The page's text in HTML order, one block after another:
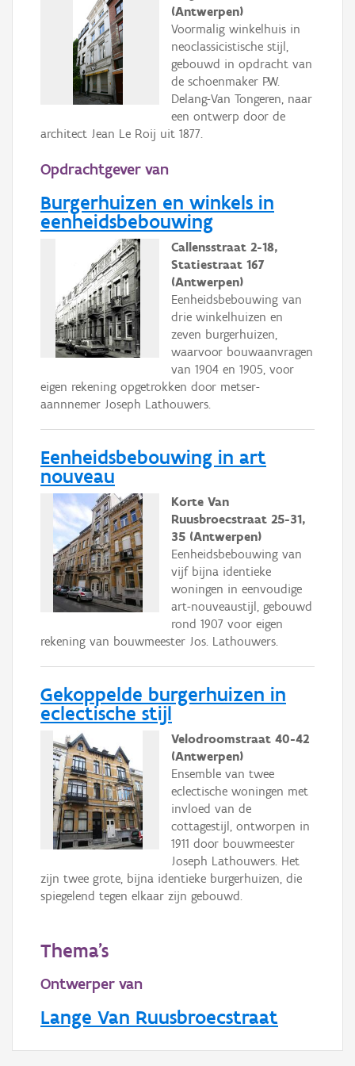
(Antwerpen)
Voormalig winkelhuis in
neoclassicistische stijl,
gebouwd in opdracht van
de schoenmaker P.W.
Delang-Van Tongeren, naar
een ontwerp door de
architect Jean Le Roij uit 1877.
Opdrachtgever van
Burgerhuizen en winkels in
eenheidsbebouwing
Callensstraat 2-18,
Statiestraat 167
(Antwerpen)
Eenheidsbebouwing van
drie winkelhuizen en
zeven burgerhuizen,
waarvoor bouwaanvragen
van 1904 en 1905, voor
eigen rekening opgetrokken door metser-
aannnemer Joseph Lathouwers.
Eenheidsbebouwing in art
nouveau
Korte Van
Ruusbroecstraat 25-31,
35 (Antwerpen)
Eenheidsbebouwing van
vijf bijna identieke
woningen in eenvoudige
art-nouveaustijl, gebouwd
rond 1907 voor eigen
rekening van bouwmeester Jos. Lathouwers.
Gekoppelde burgerhuizen in
eclectische stijl
Velodroomstraat 40-42
(Antwerpen)
Ensemble van twee
eclectische woningen met
invloed van de
cottagestijl, ontworpen in
1911 door bouwmeester
Joseph Lathouwers. Het
zijn twee grote, bijna identieke burgerhuizen, die
spiegelend tegen elkaar zijn gebouwd.
Thema's
Ontwerper van
Lange Van Ruusbroecstraat